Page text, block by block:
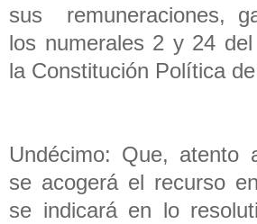
sus remuneraciones,
los numerales 2 y 24
la Constitución Política
Undécimo: Que, atento
se acogerá el recurso
se indicará en lo